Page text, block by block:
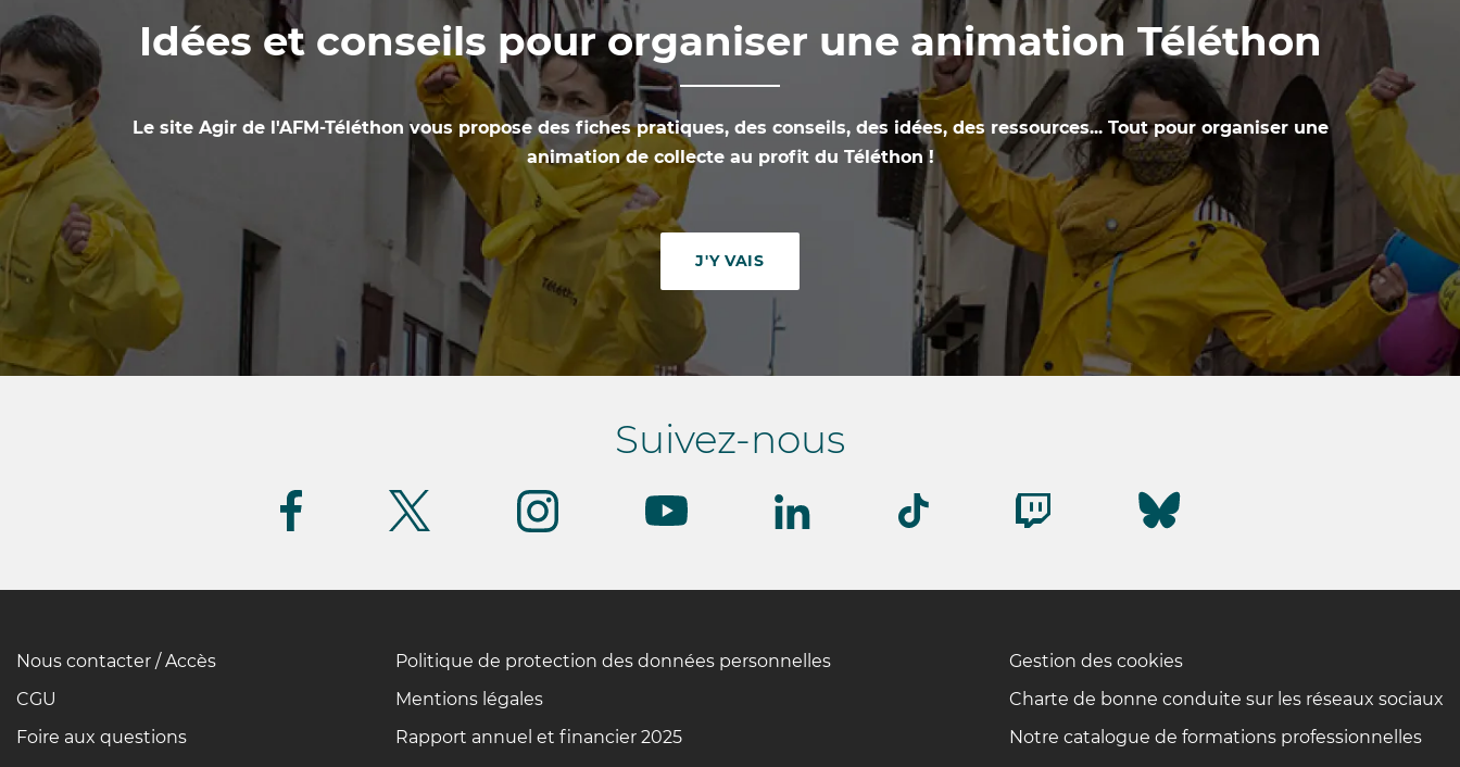
Idées et conseils pour organiser une animation Téléthon
Le site Agir de l'AFM-Téléthon vous propose des fiches pratiques, des conseils, des idées, des ressources... Tout pour organiser une
animation de collecte au profit du Téléthon !
J'Y VAIS
Suivez-nous
Pied
page
Nous contacter / Accès
CGU
Foire aux questions
Politique de protection des données personnelles
Mentions légales
Rapport annuel et financier 2025
Gestion des cookies
Charte de bonne conduite sur les réseaux sociaux
Notre catalogue de formations professionnelles